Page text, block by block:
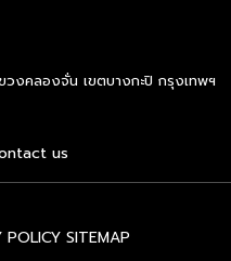
มาตรฐานเดียวกันทั่วโลก
จุด ระยะทางรวม 8
งคลองจั่น เขตบางกะปิ กรุงเทพฯ
us
POLICY SITEMAP